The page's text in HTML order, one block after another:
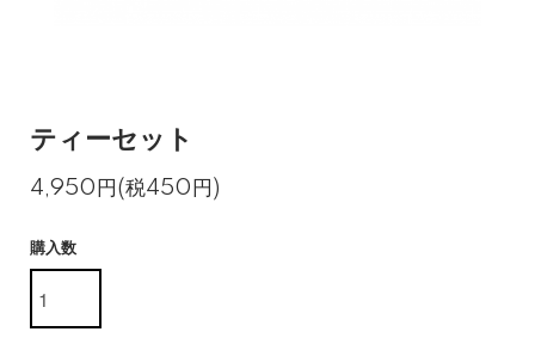
ティーセット
4,950円(税450円)
購入数